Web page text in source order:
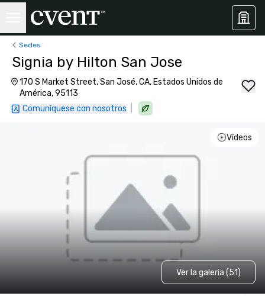
Sedes
Signia by Hilton San Jose
170 S Market Street, San José, CA, Estados Unidos de
América, 95113
Comuníquese con nosotros
Vídeos
Ver la galería (51)